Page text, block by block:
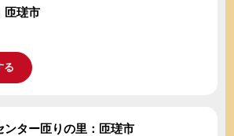
匝瑳市
る
ンター匝りの里：匝瑳市